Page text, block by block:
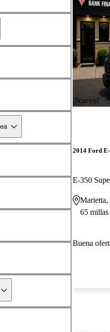
¡Nuevo!
2014 Ford
E-350
Marietta,
65 millas
Buena